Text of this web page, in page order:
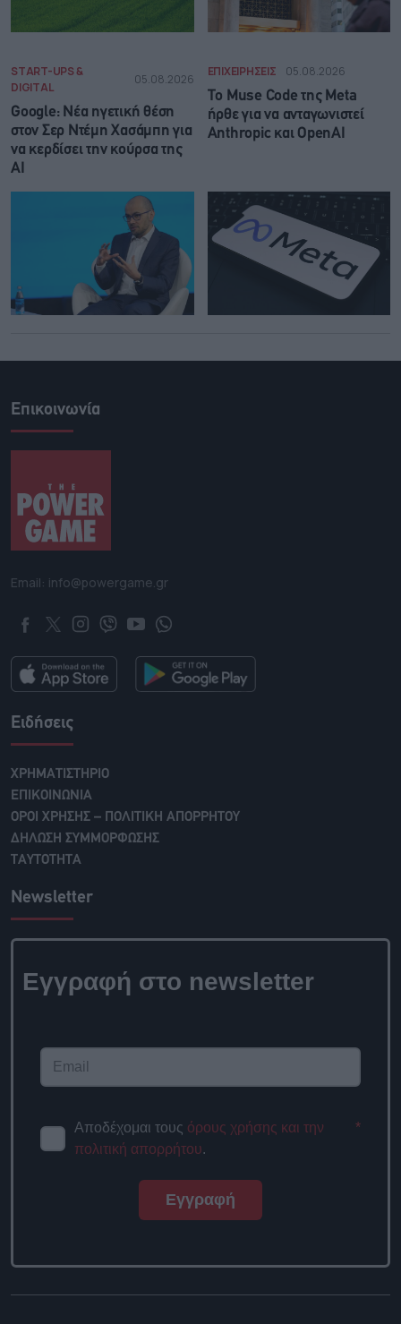
START-UPS &
DIGITAL
05.08.2026
Google: Νέα ηγετική θέση
στον Σερ Ντέμη Χασάμπη για
να κερδίσει την κούρσα της
ΑΙ
ΕΠΙΧΕΙΡΗΣΕΙΣ 05.08.2026
Το Muse Code της Meta
ήρθε για να ανταγωνιστεί
Anthropic και OpenAI
Επικοινωνία
Email: info@powergame.gr
Ειδήσεις
ΧΡΗΜΑΤΙΣΤΗΡΙΟ
ΕΠΙΚΟΙΝΩΝΙΑ
ΟΡΟΙ ΧΡΗΣΗΣ – ΠΟΛΙΤΙΚΗ ΑΠΟΡΡΗΤΟΥ
ΔΗΛΩΣΗ ΣΥΜΜΟΡΦΩΣΗΣ
ΤΑΥΤΟΤΗΤΑ
Newsletter
Εγγραφή στο newsletter
Αποδέχομαι τους όρους χρήσης και την
πολιτική απορρήτου.
*
Εγγραφή